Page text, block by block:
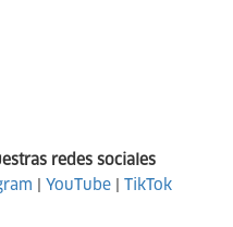
redes sociales
| YouTube| TikTok